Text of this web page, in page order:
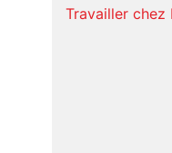
Travailler chez